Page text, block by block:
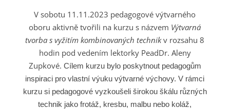
V sobotu 11.11.2023 pedagogové výtvarného
oboru aktivně tvořili na kurzu s názvem Výtvarná
tvorba s vyžitím kombinovanýchtechnikv rozsahu 8
hodin pod vedením lektorky PeadDr. Aleny
Zupkové. Cílem kurzu bylo poskytnout pedagogům
inspiraci pro vlastní výuku výtvarné výchovy. V rámci
kurzu si pedagogové vyzkoušeli širokou škálu různých
technik jako frotáž, kresbu, malbu nebo koláž,